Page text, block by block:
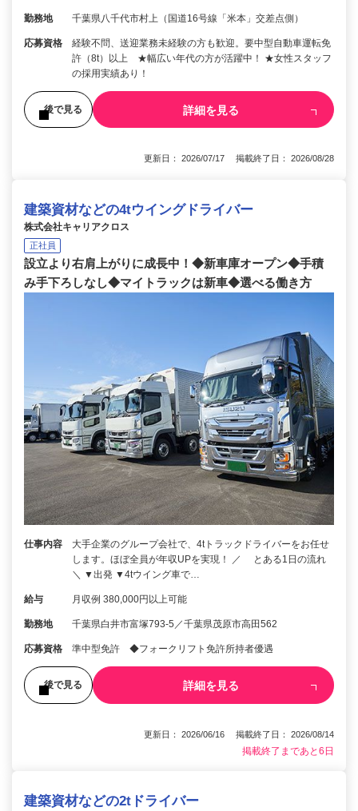
勤務地 千葉県八千代市村上（国道16号線「米本」交差点側）
応募資格
経験不問、送迎業務未経験の方も歓迎。要中型自動車運転免
許（8t）以上 ★幅広い年代の方が活躍中！ ★女性スタッフ
の採用実績あり！
後で見る 詳細を見る
更新日： 2026/07/17 掲載終了日： 2026/08/28
建築資材などの4tウイングドライバー
株式会社キャリアクロス
正社員
設立より右肩上がりに成長中！◆新車庫オープン◆手積
み手下ろしなし◆マイトラックは新車◆選べる働き方
仕事内容
大手企業のグループ会社で、4tトラックドライバーをお任せ
します。ほぼ全員が年収UPを実現！ ／ とある1日の流れ
＼ ▼出発 ▼4tウイング車で…
給与 月収例 380,000円以上可能
勤務地 千葉県白井市富塚793-5／千葉県茂原市高田562
応募資格 準中型免許 ◆フォークリフト免許所持者優遇
後で見る 詳細を見る
更新日： 2026/06/16 掲載終了日： 2026/08/14
掲載終了まであと6日
建築資材などの2tドライバー